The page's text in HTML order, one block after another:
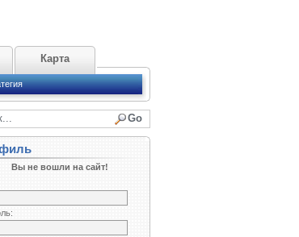
Карта
Вы не вошли на сайт!